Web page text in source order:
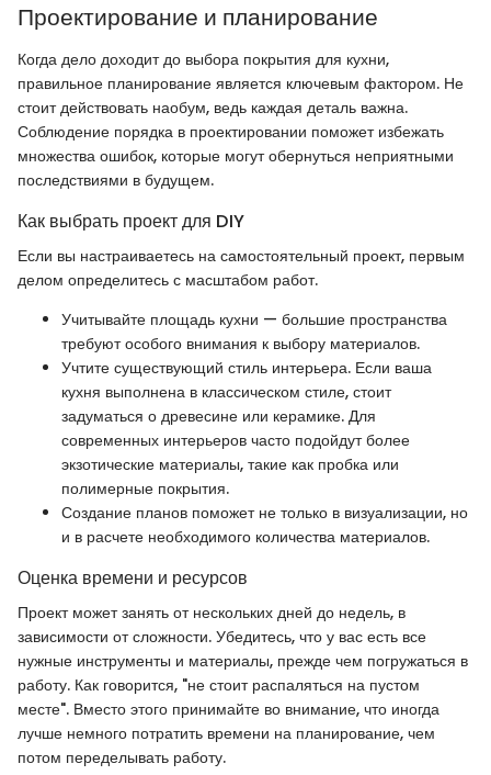
Проектирование и планирование
Когда дело доходит до выбора покрытия для кухни,
правильное планирование является ключевым фактором. Не
стоит действовать наобум, ведь каждая деталь важна.
Соблюдение порядка в проектировании поможет избежать
множества ошибок, которые могут обернуться неприятными
последствиями в будущем.
Как выбрать проект для DIY
Если вы настраиваетесь на самостоятельный проект, первым
делом определитесь с масштабом работ.
Учитывайте площадь кухни — большие пространства
требуют особого внимания к выбору материалов.
Учтите существующий стиль интерьера. Если ваша
кухня выполнена в классическом стиле, стоит
задуматься о древесине или керамике. Для
современных интерьеров часто подойдут более
экзотические материалы, такие как пробка или
полимерные покрытия.
Создание планов поможет не только в визуализации, но
и в расчете необходимого количества материалов.
Оценка времени и ресурсов
Проект может занять от нескольких дней до недель, в
зависимости от сложности. Убедитесь, что у вас есть все
нужные инструменты и материалы, прежде чем погружаться в
работу. Как говорится, "не стоит распаляться на пустом
месте". Вместо этого принимайте во внимание, что иногда
лучше немного потратить времени на планирование, чем
потом переделывать работу.